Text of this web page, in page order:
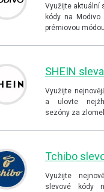
Využijte aktuální
kódy na
prémiovou
SHEIN
Využijte
a ulovte
sezóny za
Tchibo
Využijte
slevové kódy